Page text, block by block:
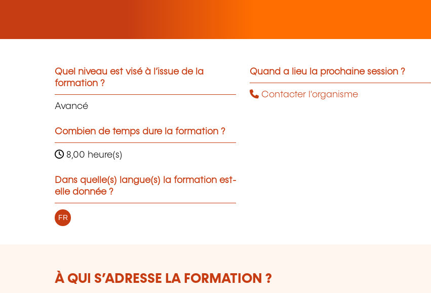
Quel niveau est visé à l’issue de la
formation ?
Avancé
Combien de temps dure la formation ?
8,00 heure(s)
Dans quelle(s) langue(s) la formation est-
elle donnée ?
FR
Quand a lieu la prochaine session ?
Contacter l'organisme
À QUI S’ADRESSE LA FORMATION ?